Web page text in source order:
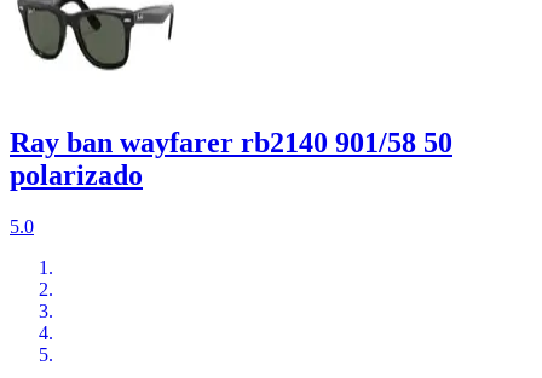
Ray ban wayfarer rb2140 901/58 50
polarizado
5.0